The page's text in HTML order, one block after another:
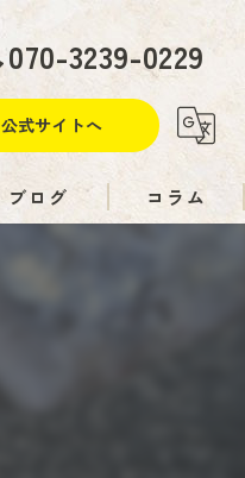
070-3239-0229
公式サイトへ
ブログ コラム